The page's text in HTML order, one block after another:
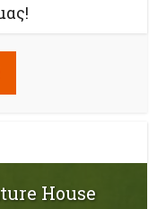
House